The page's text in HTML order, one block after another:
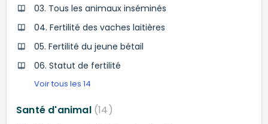
03. Tous les animaux inséminés
04. Fertilité des vaches laitières
05. Fertilité du jeune bétail
06. Statut de fertilité
Voir tous les 14
Santé d'animal 14